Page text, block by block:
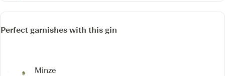
Perfect garnishes with this gin
Minze